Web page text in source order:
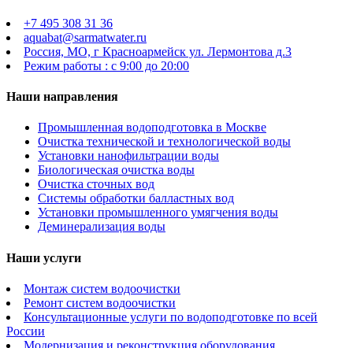
+7 495 308 31 36
aquabat@sarmatwater.ru
Россия, МО, г Красноармейск ул. Лермонтова д.3
Режим работы : с 9:00 до 20:00
Наши направления
Промышленная водоподготовка в Москве
Очистка технической и технологической воды
Установки нанофильтрации воды
Биологическая очистка воды
Очистка сточных вод
Системы обработки балластных вод
Установки промышленного умягчения воды
Деминерализация воды
Наши услуги
Монтаж систем водоочистки
Ремонт систем водоочистки
Консультационные услуги по водоподготовке по всей
России
Модернизация и реконструкция оборудования